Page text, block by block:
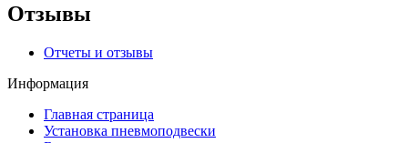
Отзывы
Отчеты и отзывы
Информация
Главная страница
Установка пневмоподвески